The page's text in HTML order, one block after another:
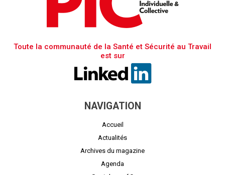
Toute la communauté de la Santé et Sécurité au Travail
est sur
NAVIGATION
Accueil
Actualités
Archives du magazine
Agenda